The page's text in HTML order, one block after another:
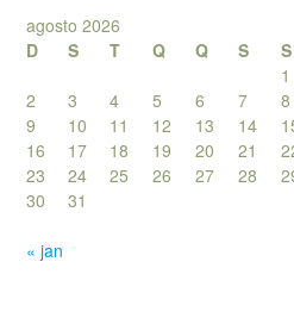
agosto 2026
D
S T Q Q S
S
1
2
3 4 5 6 7
8
9
10 11 12 13 14
16
17 18 19 20 21
23
24 25 26 27 28
30
31
« jan